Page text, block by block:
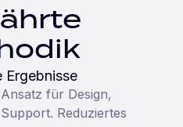
Ergebnisse
für Design,
Reduziertes